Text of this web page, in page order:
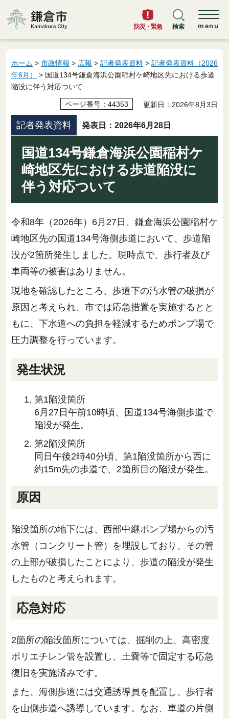
鎌倉市
防災・緊急 検索 menu
ホーム > 市政情報 > 広報 > 記者発表資料 > 記者発表資料（2026
年6月）
> 国道134号鎌倉海浜公園稲村ケ崎地区先における歩道
陥没に伴う対応ついて
ページ番号：44353 更新日：2026年8月3日
記者発表資料 発表日：2026年6月28日
国道134号鎌倉海浜公園稲村ケ
崎地区先における歩道陥没に
伴う対応ついて
令和8年（2026年）6月27日、鎌倉海浜公園稲村ケ
崎地区先の国道134号海側歩道において、歩道陥
没が2箇所発生しました。現時点で、歩行者及び
車両等の被害はありません。
現地を確認したところ、歩道下の汚水管の破損が
原因と考えられ、市では応急措置を実施するとと
もに、下水道への負担を軽減するためポンプ場で
圧力調整を行っています。
発生状況
第1陥没箇所
6月27日午前10時頃、国道134号海側歩道で
陥没が発生。
第2陥没箇所
同日午後2時40分頃、第1陥没箇所から西に
約15m先の歩道で、2箇所目の陥没が発生。
原因
陥没箇所の地下には、西部中継ポンプ場からの汚
水管（コンクリート管）を埋設しており、その管
の上部が破損したことにより、歩道の陥没が発生
したものと考えられます。
応急対応
2箇所の陥没箇所については、掘削の上、高密度
ポリエチレン管を設置し、土嚢等で固定する応急
復旧を実施済みです。
また、海側歩道には交通誘導員を配置し、歩行者
を山側歩道へ誘導しています。なお、車道の片側